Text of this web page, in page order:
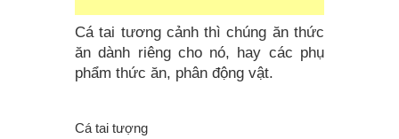
Cá tai tương cảnh thì chúng ăn thức
ăn dành riêng cho nó, hay các phụ
phẩm thức ăn, phân động vật.
Cá tai tượng